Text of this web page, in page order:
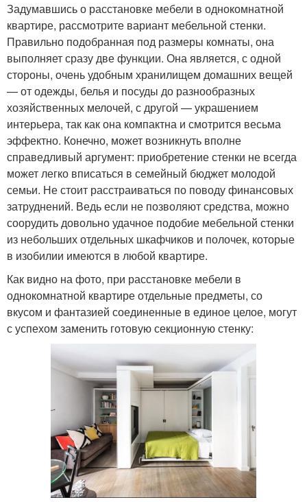
Задумавшись о расстановке мебели в однокомнатной
квартире, рассмотрите вариант мебельной стенки.
Правильно подобранная под размеры комнаты, она
выполняет сразу две функции. Она является, с одной
стороны, очень удобным хранилищем домашних вещей
— от одежды, белья и посуды до разнообразных
хозяйственных мелочей, с другой — украшением
интерьера, так как она компактна и смотрится весьма
эффектно. Конечно, может возникнуть вполне
справедливый аргумент: приобретение стенки не всегда
может легко вписаться в семейный бюджет молодой
семьи. Не стоит расстраиваться по поводу финансовых
затруднений. Ведь если не позволяют средства, можно
соорудить довольно удачное подобие мебельной стенки
из небольших отдельных шкафчиков и полочек, которые
в изобилии имеются в любой квартире.
Как видно на фото, при расстановке мебели в
однокомнатной квартире отдельные предметы, со
вкусом и фантазией соединенные в единое целое, могут
с успехом заменить готовую секционную стенку: